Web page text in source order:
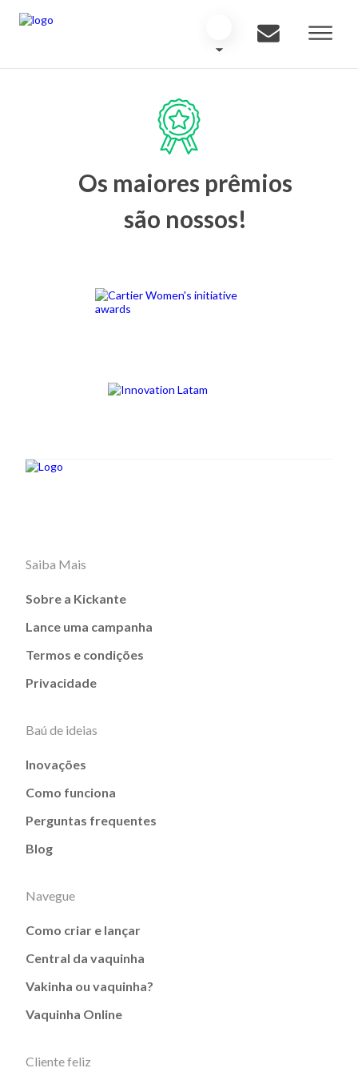
Os maiores prêmios
são nossos!
Saiba Mais
Sobre a Kickante
Lance uma campanha
Termos e condições
Privacidade
Baú de ideias
Inovações
Como funciona
Perguntas frequentes
Blog
Navegue
Como criar e lançar
Central da vaquinha
Vakinha ou vaquinha?
Vaquinha Online
Cliente feliz